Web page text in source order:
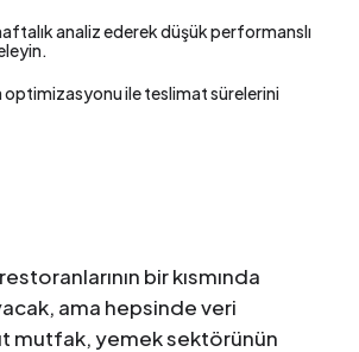
analiz ederek düşük performanslı
ile teslimat sürelerini
bir kısmında
ama hepsinde veri
mutfak, yemek sektörünün